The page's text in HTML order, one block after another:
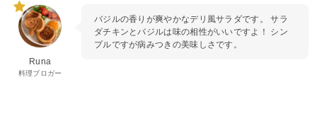
Runa
料理ブロガー
バジルの香りが爽やかなデリ風サラダです。 サラ
ダチキンとバジルは味の相性がいいですよ！ シン
プルですが病みつきの美味しさです。